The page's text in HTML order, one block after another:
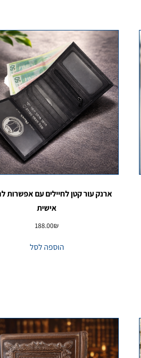
ארנק עור קטן לחיילים עם אפשרות
אישית
188.00₪
הוספה לסל